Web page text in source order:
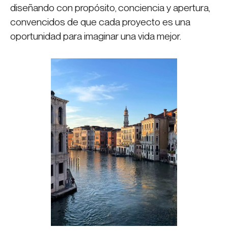
diseñando con propósito, conciencia y apertura,
convencidos de que cada proyecto es una
oportunidad para imaginar una vida mejor.